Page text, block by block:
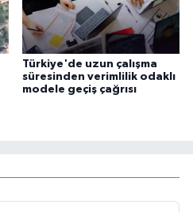
Türkiye'de uzun çalışma
süresinden verimlilik odaklı
modele geçiş çağrısı